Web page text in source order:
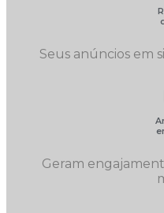
Seus anúncios em
Geram